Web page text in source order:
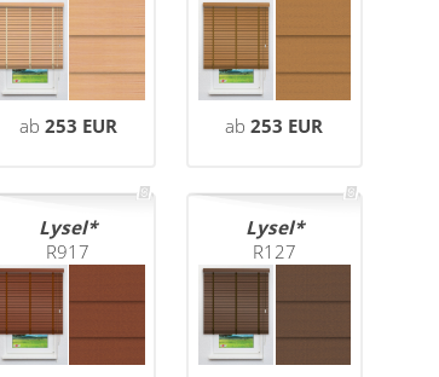
ab 253 EUR ab253 EUR
Lysel
R917
Lysel
R127